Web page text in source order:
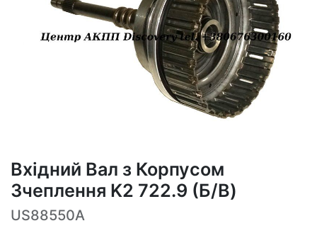
Вхідний Вал з Корпусом
Зчеплення K2 722.9 (Б/В)
US88550A